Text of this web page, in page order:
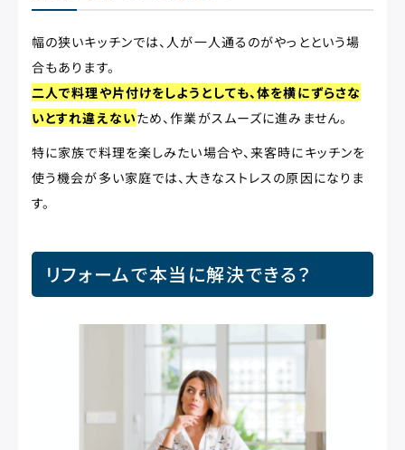
幅の狭いキッチンでは、人が一人通るのがやっとという場
合もあります。
二人で料理や片付けをしようとしても、体を横にずらさな
いとすれ違えないため、作業がスムーズに進みません。
特に家族で料理を楽しみたい場合や、来客時にキッチンを
使う機会が多い家庭では、大きなストレスの原因になりま
す。
リフォームで本当に解決できる？